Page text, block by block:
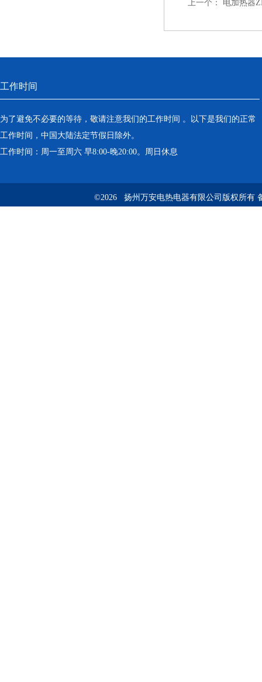
上一个： 电加热器
工作时间
为了避免不必要的等待，敬请注意我们的工作时间 。以下是我们的正常
工作时间，中国大陆法定节假日除外。
工作时间：周一至周六 早8:00-晚20:00。周日休息
©2026 扬州万安电热电器有限公司版权所有